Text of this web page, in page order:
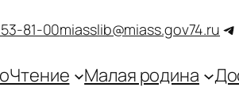
81-00miasslib@miass.gov74.ru
Малая родина